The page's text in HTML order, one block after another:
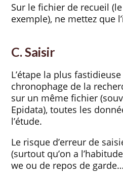
Sur le fichier de recueil
exemple), ne mettez que
C. Saisir
L’étape la plus
chronophage de la
sur un même fichier
Epidata), toutes les
l’étude.
Le risque d’erreur de
(surtout qu’on a
we ou de repos de